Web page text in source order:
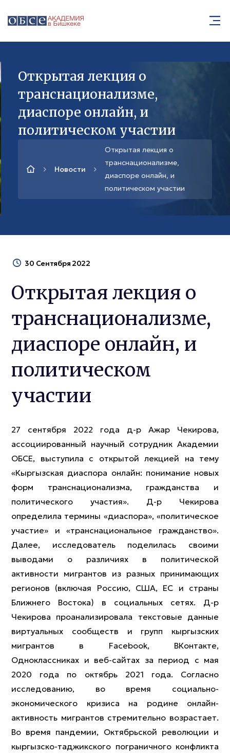
Открытая лекция о
транснационализме,
диаспоре онлайн, и
политическом участии
Новости
Открытая лекция о
транснационализме,
диаспоре онлайн, и
политическом участии
30 Сентября 2022
Открытая лекция о
транснационализме,
диаспоре онлайн, и
политическом
участии
27 сентября 2022 года д-р Ажар Чекирова,
ассоциированный научный сотрудник Академии
ОБСЕ, выступила с открытой лекцией на тему
«Кыргызская диаспора онлайн: понимание новых
форм транснационализма, гражданства и
политического участия». Д-р Чекирова
определила термины «диаспора», «политическое
участие» и «транснациональное гражданство».
Далее, исследователь поделилась своими
выводами о различиях в политической
активности мигрантов из разных принимающих
регионов (включая Россию, США, ЕС и страны
Ближнего Востока) в социальных сетях. Д-р
Чекирова проанализировала текстовые данные
виртуальных сообществ и групп кыргызских
мигрантов в Facebook, ВКонтакте,
Одноклассниках и веб-сайтах за период с мая
2020 года по октябрь 2021 года. Согласно
исследованию, во время социально-
экономического кризиса на родине онлайн-
активность мигрантов стремительно возрастает.
Во время пандемии, Октябрьской революции и
кыргызско-таджикского пограничного конфликта